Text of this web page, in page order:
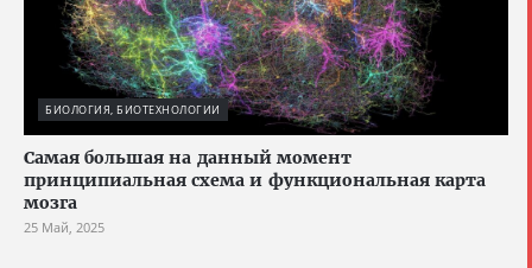
БИОЛОГИЯ, БИОТЕХНОЛОГИИ
Cамая большая на данный момент
принципиальная схема и функциональная карта
мозга
25 Май, 2025